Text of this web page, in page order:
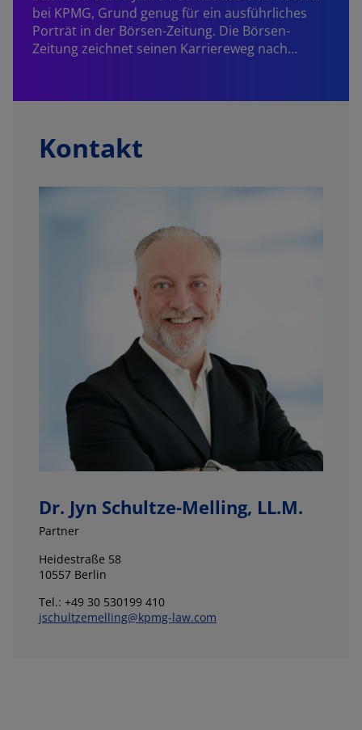
bei KPMG, Grund genug für ein ausführliches
Porträt in der Börsen-Zeitung. Die Börsen-
Zeitung zeichnet seinen Karriereweg nach…
Kontakt
Dr. Jyn Schultze-Melling, LL.M.
Partner
Heidestraße 58
10557 Berlin
Tel.: +49 30 530199 410
jschultzemelling@kpmg-law.com